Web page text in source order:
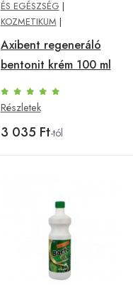
ÉS EGÉSZSÉG |
KOZMETIKUM |
Axibent regeneráló
bentonit krém 100 ml
Részletek
3 035 Ft-tól